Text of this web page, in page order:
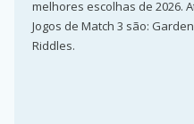
melhores escolhas de 2026.
Jogos de Match 3 são:
Riddles.